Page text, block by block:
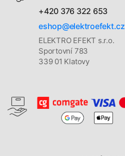
+420 376 322 653
eshop@elektroefekt.cz
ELEKTRO EFEKT s.r.o.
Sportovní 783
339 01 Klatovy